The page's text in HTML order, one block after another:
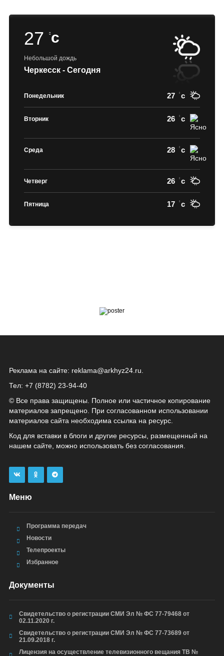
27 c
Небольшой дождь
Черкесск - Сегодня
Понедельник 27 c
Вторник 26 c
Среда 28 c
Четверг 26 c
Пятница 17 c
Реклама на сайте: reklama@arkhyz24.ru
Тел: +7 (8782) 23‑94‑40
© Все права защищены. Полное или частичное копирование
материалов запрещено. При согласованном использовании
материалов сайта необходима ссылка на ресурс.
Код для вставки в блоги и другие ресурсы, размещенный на
нашем сайте, можно использовать без согласования.
Меню
Программа передач
Новости
Телепроекты
Избранное
Документы
Свидетельство о регистрации СМИ Эл № ФС 77-79468 от
02.11.2020 г.
Свидетельство о регистрации СМИ Эл № ФС 77-73689 от
21.09.2018 г.
Лицензия на осуществление телевизионного вещания ТВ №